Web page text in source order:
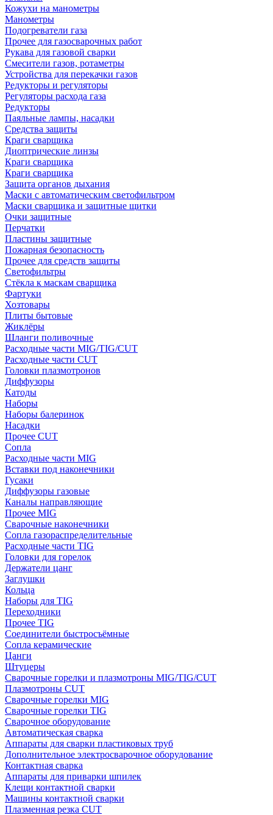
Кожухи на манометры
Манометры
Подогреватели газа
Прочее для газосварочных работ
Рукава для газовой сварки
Смесители газов, ротаметры
Устройства для перекачки газов
Редукторы и регуляторы
Регуляторы расхода газа
Редукторы
Паяльные лампы, насадки
Средства защиты
Краги сварщика
Диоптрические линзы
Краги сварщика
Краги сварщика
Защита органов дыхания
Маски с автоматическим светофильтром
Маски сварщика и защитные щитки
Очки защитные
Перчатки
Пластины защитные
Пожарная безопасность
Прочее для средств защиты
Светофильтры
Стёкла к маскам сварщика
Фартуки
Хозтовары
Плиты бытовые
Жиклёры
Шланги поливочные
Расходные части MIG/TIG/CUT
Расходные части CUT
Головки плазмотронов
Диффузоры
Катоды
Наборы
Наборы балеринок
Насадки
Прочее CUT
Сопла
Расходные части MIG
Вставки под наконечники
Гусаки
Диффузоры газовые
Каналы направляющие
Прочее MIG
Сварочные наконечники
Сопла газораспределительные
Расходные части TIG
Головки для горелок
Держатели цанг
Заглушки
Кольца
Наборы для TIG
Переходники
Прочее TIG
Соединители быстросъёмные
Сопла керамические
Цанги
Штуцеры
Сварочные горелки и плазмотроны MIG/TIG/CUT
Плазмотроны CUT
Сварочные горелки MIG
Сварочные горелки TIG
Сварочное оборудование
Автоматическая сварка
Аппараты для сварки пластиковых труб
Дополнительное электросварочное оборудование
Контактная сварка
Аппараты для приварки шпилек
Клещи контактной сварки
Машины контактной сварки
Плазменная резка CUT